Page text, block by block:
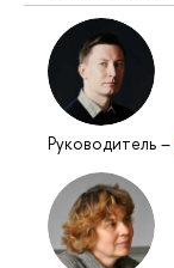
Руководитель –